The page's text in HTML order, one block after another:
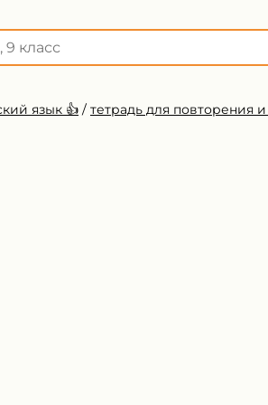
язык 👍 / тетрадь для повторения